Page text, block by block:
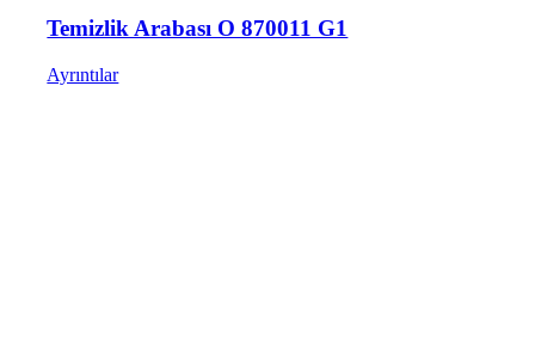
Temizlik Arabası O 870011 G1
Ayrıntılar